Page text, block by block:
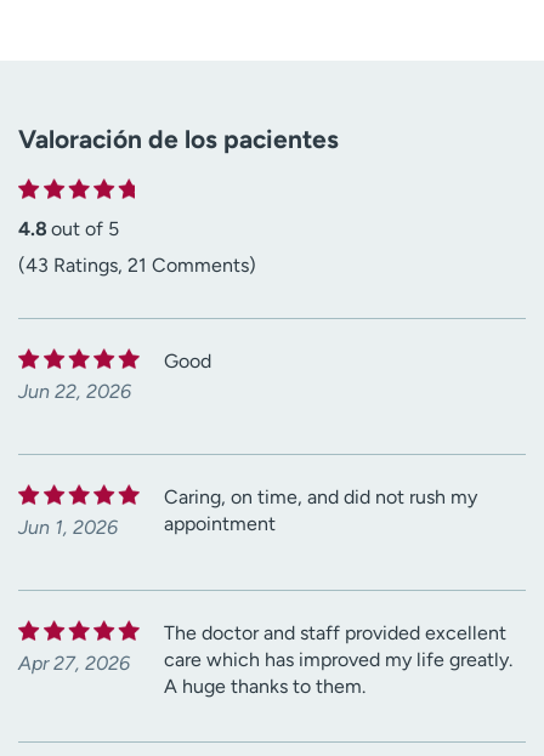
Valoración de los pacientes
4.8 out of 5
(43 Ratings, 21 Comments)
Jun 22, 2026
Good
Jun 1, 2026
Caring, on time, and did not rush my
appointment
Apr 27, 2026
The doctor and staff provided excellent
care which has improved my life greatly.
A huge thanks to them.